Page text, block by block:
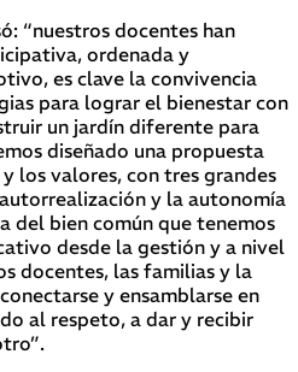
“nuestros docentes han
ordenada y
es clave la convivencia
para lograr el bienestar con
un jardín diferente para
diseñado una propuesta
los valores, con tres grandes
y la autonomía
del bien común que tenemos
desde la gestión y a nivel
docentes, las familias y la
y ensamblarse en
al respeto, a dar y recibir